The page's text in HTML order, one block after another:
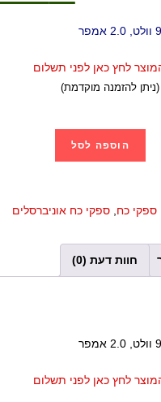
לחץ כאן לפני תשלום
הוספה לסל
ספקי כח ,ספקי כח אוניברסלים
חוות דעת (0)
לחץ כאן לפני תשלום